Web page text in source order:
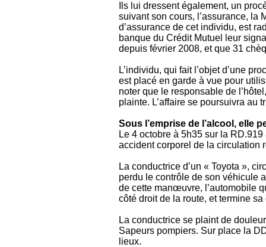
Ils lui dressent également, un
suivant son cours, l’assurance, la
d’assurance de cet individu, est
banque du Crédit Mutuel leur
depuis février 2008, et que 31
L’individu, qui fait l’objet d’une
est placé en garde à vue pour
noter que le responsable de
plainte. L’affaire se poursuivra au
Sous l’emprise de l’alcool, elle
Le 4 octobre à 5h35 sur la
accident corporel de la circulation
La conductrice d’un « Toyota »,
perdu le contrôle de son véhicule
de cette manœuvre, l’automobile
côté droit de la route, et termine
La conductrice se plaint de
Sapeurs pompiers. Sur place la
lieux.